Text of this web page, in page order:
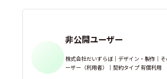
非公開ユーザー
株式会社だいずらぼ｜デザイン・製作｜
ーザー（利用者）｜契約タイプ 有償利用